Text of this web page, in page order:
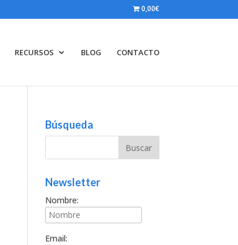
0,00€
RECURSOS BLOG CONTACTO
Búsqueda
Newsletter
Nombre:
Email: